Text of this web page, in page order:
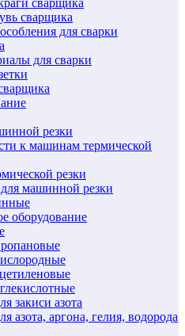
сварщика
сварщика
для сварки
для сварки
резки
к машинам термической
резки
машинной резки
оборудование
закиси азота
азота, аргона, гелия, водорода